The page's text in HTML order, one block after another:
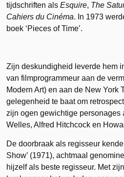
tijdschriften alsEsquire, The
Cahiers du Cinéma. In 1973
boek ‘Pieces of Time’.
Zijn deskundigheid leverde hem
van filmprogrammeur aan de
Modern Art) en aan de New York
gelegenheid te baat om
zijn ogen gewichtige personages
Welles, Alfred Hitchcock en
De doorbraak als regisseur
Show’ (1971), achtmaal
hijzelf als beste regisseur. Met